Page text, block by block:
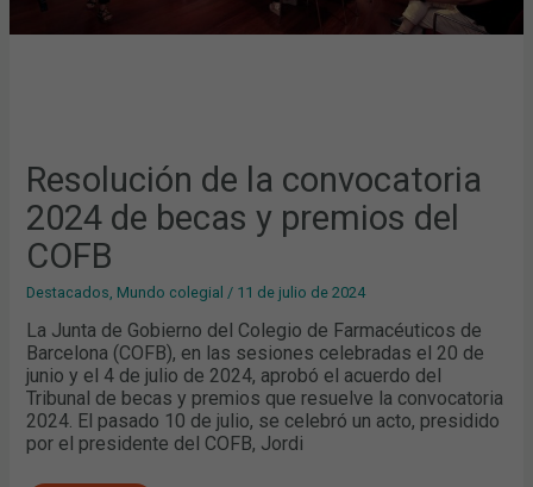
Resolución de la convocatoria
2024 de becas y premios del
COFB
Destacados Mundo colegial / 11 de julio de 2024
La Junta de Gobierno del Colegio de Farmacéuticos de
Barcelona (COFB), en las sesiones celebradas el 20 de
junio y el 4 de julio de 2024, aprobó el acuerdo del
Tribunal de becas y premios que resuelve la convocatoria
2024. El pasado 10 de julio, se celebró un acto, presidido
por el presidente del COFB, Jordi